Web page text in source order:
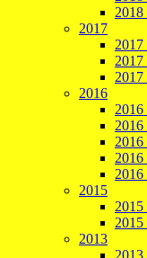
2017
2017
2017
2016
2016
2016
2015
2015
2013
2013